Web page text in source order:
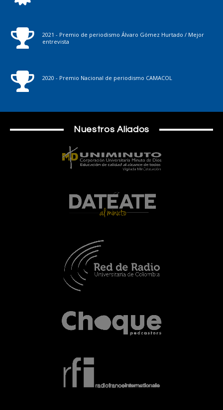
2021 - Premio de periodismo Álvaro Gómez Hurtado / Mejor
entrevista
2020 - Premio Nacional de periodismo CAMACOL
Nuestros Aliados